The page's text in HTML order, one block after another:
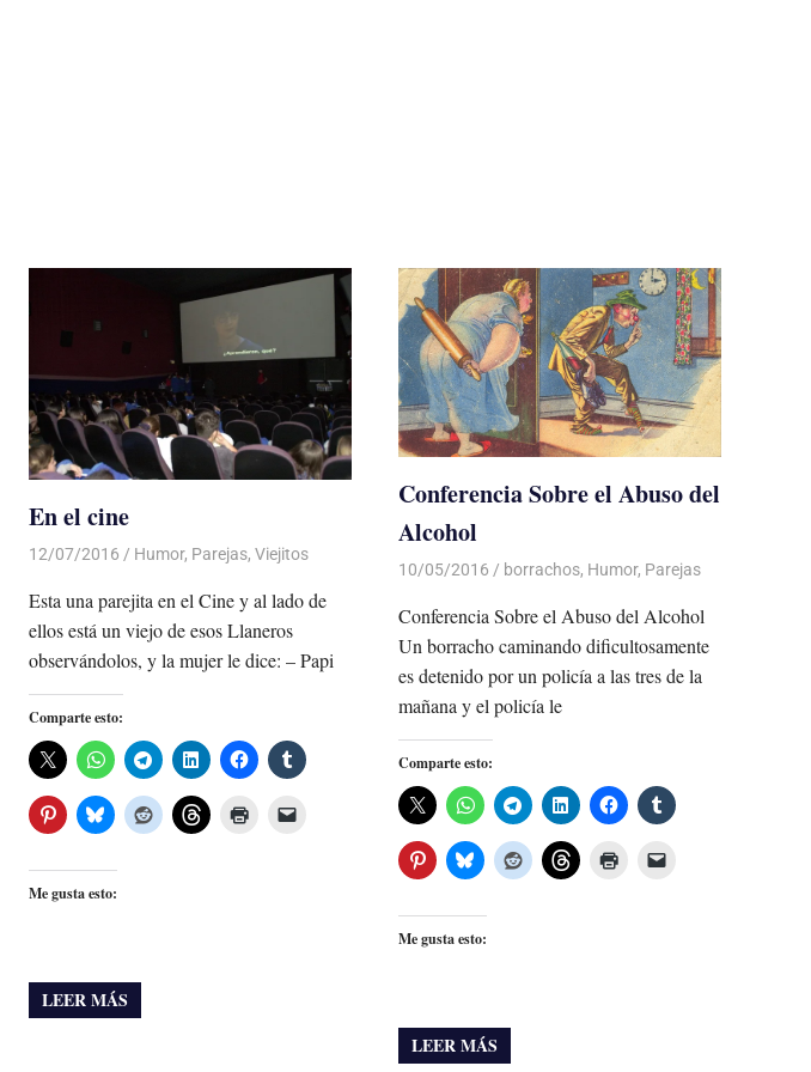
En el cine
12/07/2016 Luis Castellanos
Humor, Parejas, Viejitos
Esta una parejita en el Cine y al lado de
ellos está un viejo de esos Llaneros
observándolos, y la mujer le dice: – Papi
Comparte esto:
Me gusta esto:
LEER MÁS
Conferencia Sobre el Abuso del
Alcohol
10/05/2016 Luis Castellanos
borrachos, Humor, Parejas
Conferencia Sobre el Abuso del Alcohol
Un borracho caminando dificultosamente
es detenido por un policía a las tres de la
mañana y el policía le
Comparte esto:
Me gusta esto:
LEER MÁS